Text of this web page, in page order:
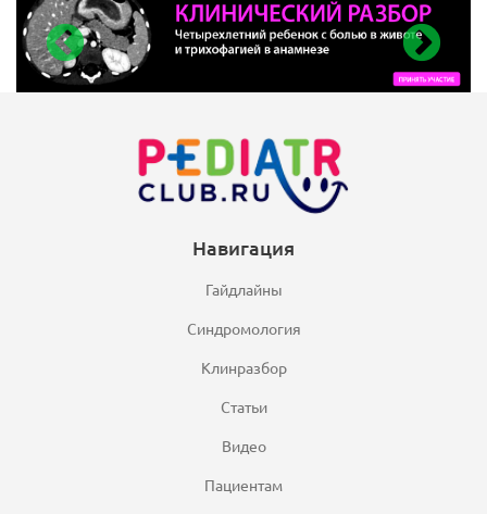
Навигация
Гайдлайны
Синдромология
Клинразбор
Статьи
Видео
Пациентам